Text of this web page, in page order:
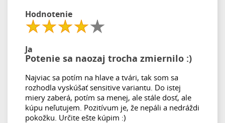
Hodnotenie
Ja
Potenie sa naozaj trocha zmiernilo :)
Najviac sa potím na hlave a tvári, tak som sa
rozhodla vyskúšať sensitive variantu. Do istej
miery zaberá, potím sa menej, ale stále dosť, ale
kúpu neľutujem. Pozitívum je, že nepáli a nedráždi
pokožku. Určite ešte kúpim :)